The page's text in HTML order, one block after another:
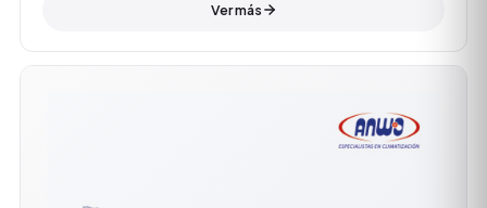
Ver más